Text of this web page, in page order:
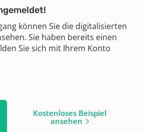
können Sie die digitalisierten
Sie haben bereits einen
Sie sich mit Ihrem Konto
Kostenloses Beispiel
ansehen